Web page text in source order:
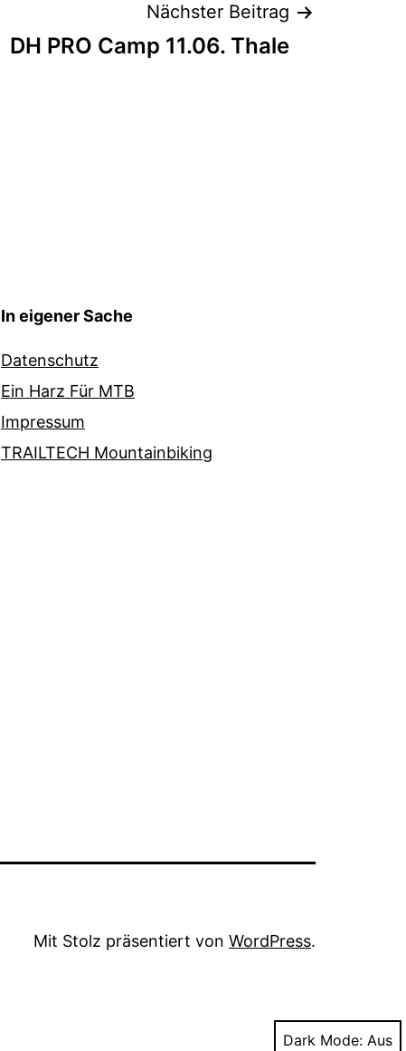
Nächster Beitrag
DH PRO Camp 11.06. Thale
In eigener Sache
Datenschutz
Ein Harz Für MTB
Impressum
TRAILTECH Mountainbiking
Mit Stolz präsentiert von WordPress.
Dark Mode: